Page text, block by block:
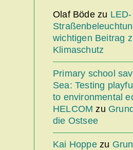
Olaf Bödezu LED-
wichtigen Beitrag
Klimaschutz
Primary school
Sea: Testing
to environmental
HELCOM zu
die Ostsee
Kai Hoppezu